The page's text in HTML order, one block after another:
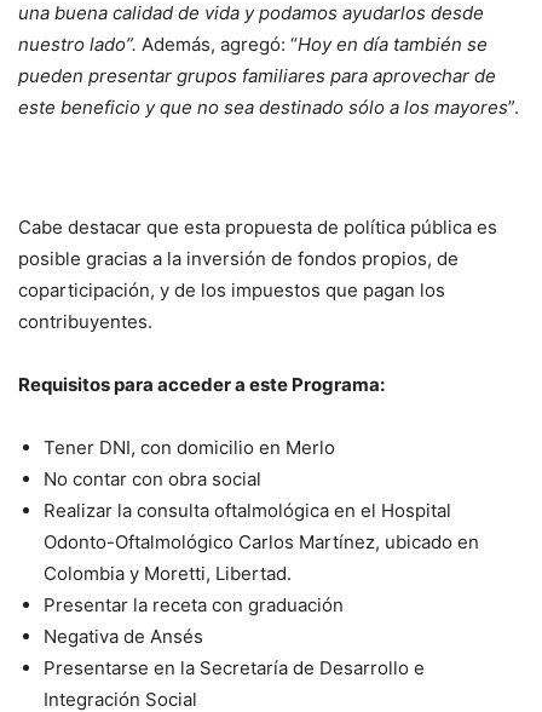
una buena calidad de vida y podamos ayudarlos desde
nuestro lado”. Además, agregó: “Hoy en día también se
pueden presentar grupos familiares para aprovechar de
este beneficio y que no sea destinado sólo a los mayores”.
Cabe destacar que esta propuesta de política pública es
posible gracias a la inversión de fondos propios, de
coparticipación, y de los impuestos que pagan los
contribuyentes.
Requisitos para acceder a este Programa:
Tener DNI, con domicilio en Merlo
No contar con obra social
Realizar la consulta oftalmológica en el Hospital
Odonto-Oftalmológico Carlos Martínez, ubicado en
Colombia y Moretti, Libertad.
Presentar la receta con graduación
Negativa de Ansés
Presentarse en la Secretaría de Desarrollo e
Integración Social